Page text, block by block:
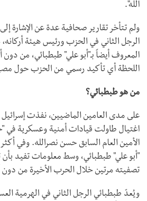
الله".
ولم تتأخر تقارير صحافية عدة عن الإشارة
الرجل الثاني في الحزب ورئيس هيئة
المعروف أيضاً بـ"أبو علي" طبطبائي، من
اللحظة أي تأكيد رسمي من الحزب حول
من هو طبطبائي؟
على مدى العامين الماضيين، نفذت
اغتيال طاولت قيادات أمنية وعسكرية في
الأمين العام السابق حسن نصرالله. وفي
"أبو علي" طبطبائي، وسط معلومات تفيد
تصفيته مرتين خلال الحرب الأخيرة من
ويُعدّ طبطبائي الرجل الثاني في الهرمية